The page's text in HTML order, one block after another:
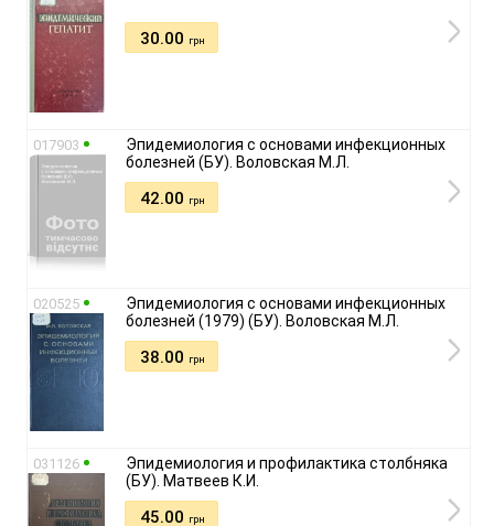
30.00 грн
017903
Эпидемиология с основами инфекционных
болезней (БУ). Воловская М.Л.
42.00 грн
020525
Эпидемиология с основами инфекционных
болезней (1979) (БУ). Воловская М.Л.
38.00 грн
031126
Эпидемиология и профилактика столбняка
(БУ). Матвеев К.И.
45.00 грн